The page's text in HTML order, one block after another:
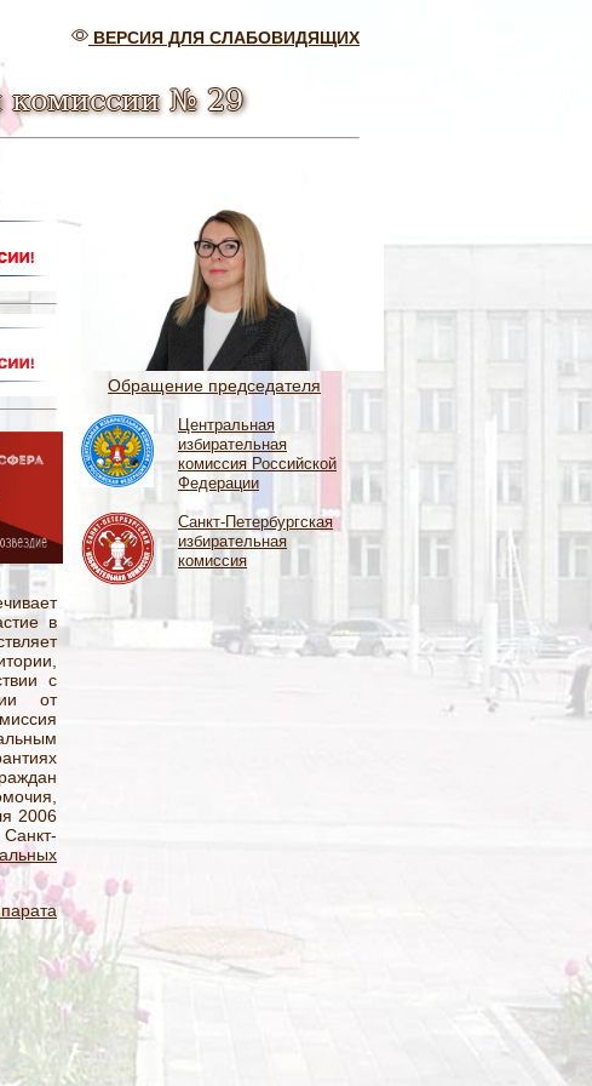
ВЕРСИЯ ДЛЯ СЛАБОВИДЯЩИХ
комиссии № 29
в
с
от
2006
Обращение председателя
Центральная
избирательная
комиссия Российской
Федерации
Санкт-Петербургская
избирательная
комиссия